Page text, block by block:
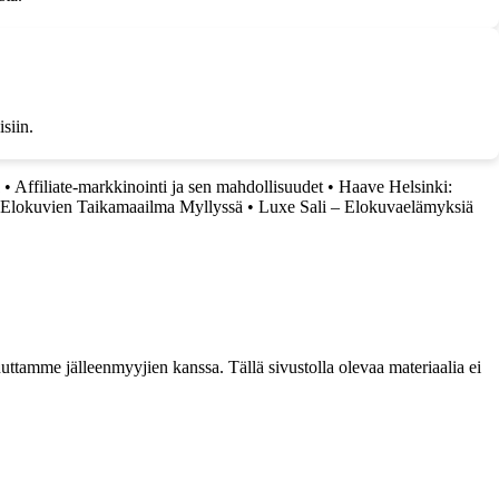
• Affiliate-markkinointi ja sen mahdollisuudet • Haave Helsinki:
Taikamaailma Myllyssä • Luxe Sali – Elokuvaelämyksiä
jälleenmyyjien kanssa. Tällä sivustolla olevaa materiaalia ei